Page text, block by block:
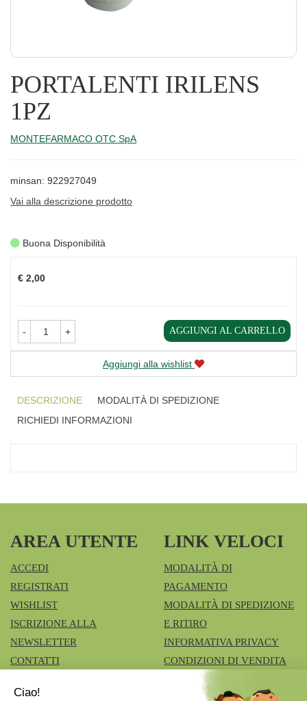
PORTALENTI IRILENS
1PZ
MONTEFARMACO OTC SpA
minsan: 922927049
Vai alla descrizione prodotto
Buona Disponibilità
€ 2,00
- + AGGIUNGI AL CARRELLO
Aggiungi alla wishlist
DESCRIZIONE
MODALITÀ DI SPEDIZIONE
RICHIEDI INFORMAZIONI
AREA UTENTE
ACCEDI
REGISTRATI
WISHLIST
ISCRIZIONE ALLA
NEWSLETTER
CONTATTI
LINK VELOCI
MODALITÀ DI
PAGAMENTO
MODALITÀ DI SPEDIZIONE
E RITIRO
INFORMATIVA PRIVACY
CONDIZIONI DI VENDITA
COOKIE POLICY